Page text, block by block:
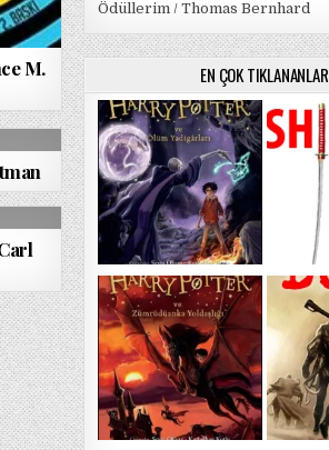
M.
Ödüllerim / Thomas Bernhard
EN ÇOK TIKLANANLAR